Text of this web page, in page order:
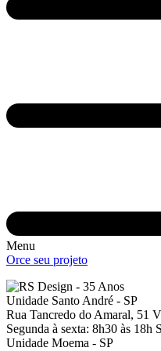
Menu
Orce seu projeto
Unidade Santo André - SP
Rua Tancredo do Amaral, 51
Segunda à sexta: 8h30 às 18h
Unidade Moema - SP